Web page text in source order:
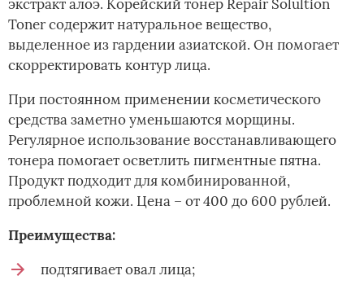
экстракт алоэ. Корейский тонер Repair Solultion
Toner содержит натуральное вещество,
выделенное из гардении азиатской. Он помогает
скорректировать контур лица.
При постоянном применении косметического
средства заметно уменьшаются морщины.
Регулярное использование восстанавливающего
тонера помогает осветлить пигментные пятна.
Продукт подходит для комбинированной,
проблемной кожи. Цена – от 400 до 600 рублей.
Преимущества:
подтягивает овал лица;